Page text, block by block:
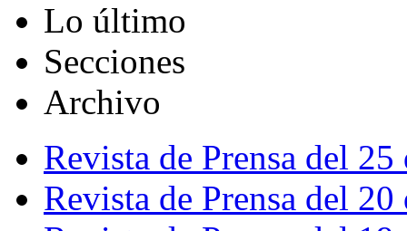
Lo último
Secciones
Archivo
Revista de Prensa del
Revista de Prensa del